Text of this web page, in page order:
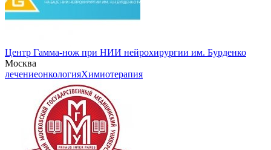
Центр Гамма-нож при НИИ нейрохирургии им. Бурденко
Москва
лечениеонкологияХимиотерапия